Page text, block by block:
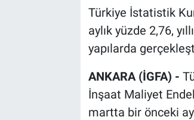
Türkiye İstatistik
aylık yüzde 2,76,
yapılarda
ANKARA (İGFA) -
İnşaat Maliyet
martta bir önceki